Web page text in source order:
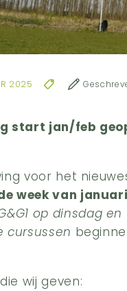
2025
start jan/feb
voor het
week van
op dinsdag
cursussen
wij geven: